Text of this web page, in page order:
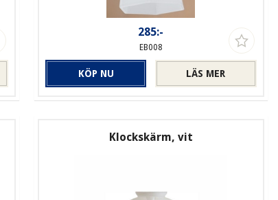
285:-
EB008
LÄS MER
KÖP NU
Klockskärm, vit